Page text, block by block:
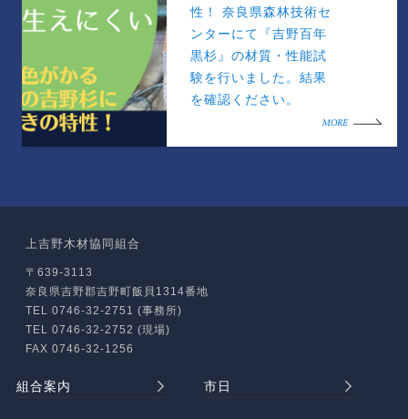
性！ 奈良県森林技術セ
ンターにて『吉野百年
黒杉』の材質・性能試
験を行いました。結果
を確認ください。
MORE
上吉野木材協同組合
〒639-3113
奈良県吉野郡吉野町飯貝1314番地
TEL 0746-32-2751 (事務所)
TEL 0746-32-2752 (現場)
FAX 0746-32-1256
組合案内 市日